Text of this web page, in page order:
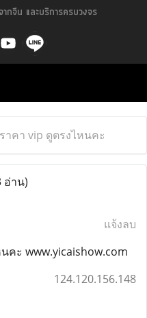
กจีน และบริการครบวงจร
ราคา vip ดูตรงไหนคะ
อ่าน)
แจ้งลบ
คะ www.yicaishow.com
124.120.156.148